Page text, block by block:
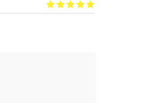
Give it 1/5
Give it 2/5
Give it 3/5
Give it 4/5
Give it 5/5